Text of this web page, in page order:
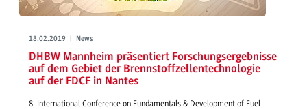
18.02.2019 | News
DHBW Mannheim präsentiert Forschungsergebnisse
auf dem Gebiet der Brennstoffzellentechnologie
auf der FDCF in Nantes
8. International Conference on Fundamentals & Development of Fuel